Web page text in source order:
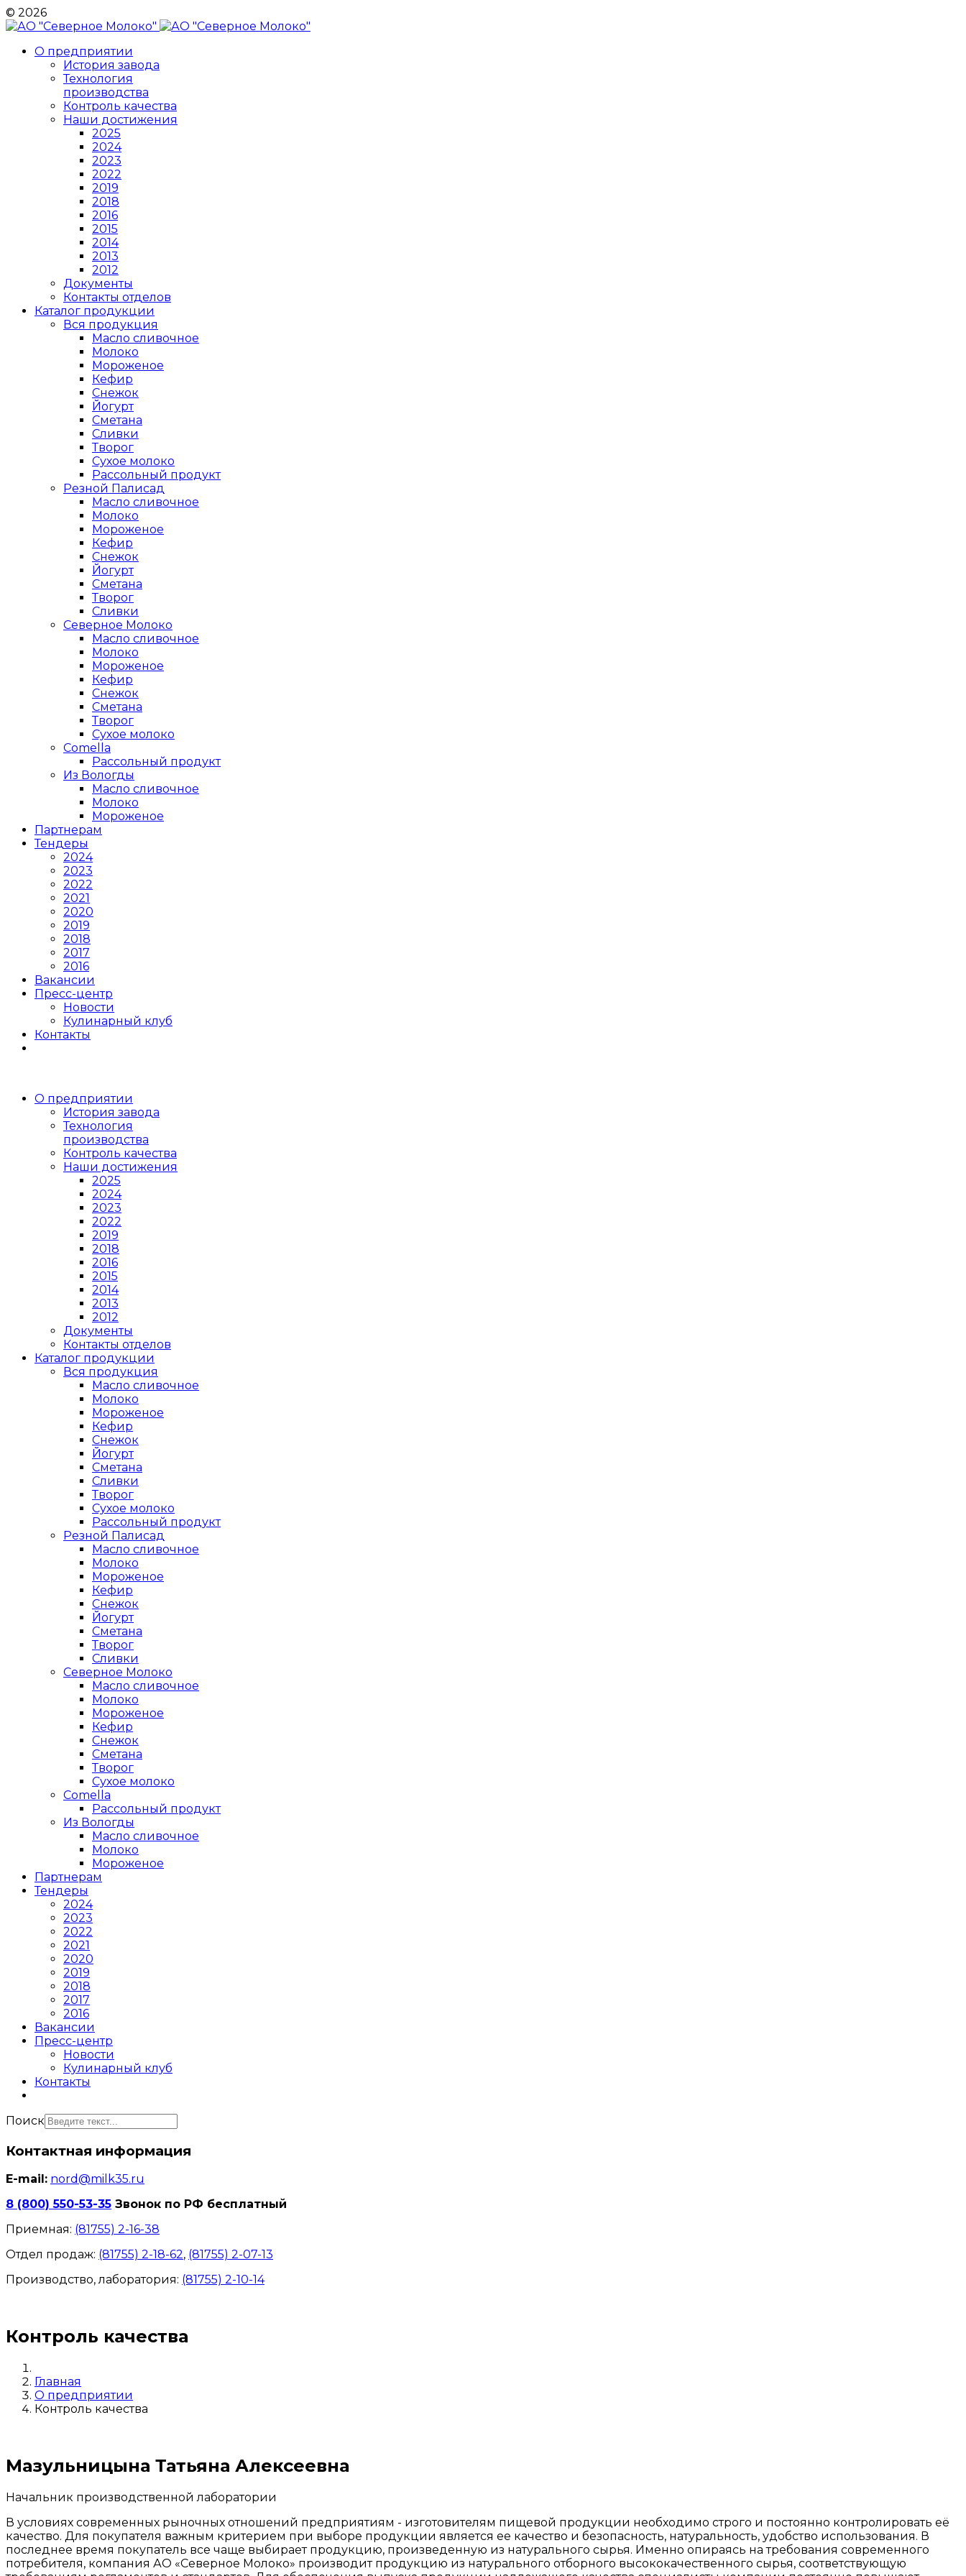
© 2026
О предприятии
История завода
Технология
производства
Контроль качества
Наши достижения
2025
2024
2023
2022
2019
2018
2016
2015
2014
2013
2012
Документы
Контакты отделов
Каталог продукции
Вся продукция
Масло сливочное
Молоко
Мороженое
Кефир
Снежок
Йогурт
Сметана
Сливки
Творог
Сухое молоко
Рассольный продукт
Резной Палисад
Масло сливочное
Молоко
Мороженое
Кефир
Снежок
Йогурт
Сметана
Творог
Сливки
Северное Молоко
Масло сливочное
Молоко
Мороженое
Кефир
Снежок
Сметана
Творог
Сухое молоко
Comеlla
Рассольный продукт
Из Вологды
Масло сливочное
Молоко
Мороженое
Партнерам
Тендеры
2024
2023
2022
2021
2020
2019
2018
2017
2016
Вакансии
Пресс-центр
Новости
Кулинарный клуб
Контакты
О предприятии
История завода
Технология
производства
Контроль качества
Наши достижения
2025
2024
2023
2022
2019
2018
2016
2015
2014
2013
2012
Документы
Контакты отделов
Каталог продукции
Вся продукция
Масло сливочное
Молоко
Мороженое
Кефир
Снежок
Йогурт
Сметана
Сливки
Творог
Сухое молоко
Рассольный продукт
Резной Палисад
Масло сливочное
Молоко
Мороженое
Кефир
Снежок
Йогурт
Сметана
Творог
Сливки
Северное Молоко
Масло сливочное
Молоко
Мороженое
Кефир
Снежок
Сметана
Творог
Сухое молоко
Comеlla
Рассольный продукт
Из Вологды
Масло сливочное
Молоко
Мороженое
Партнерам
Тендеры
2024
2023
2022
2021
2020
2019
2018
2017
2016
Вакансии
Пресс-центр
Новости
Кулинарный клуб
Контакты
Поиск
Контактная информация
E-mail: nord@milk35.ru
8 (800) 550-53-35 Звонок по РФ бесплатный
Приемная: (81755) 2-16-38
Отдел продаж: (81755) 2-18-62, (81755) 2-07-13
Производство, лаборатория: (81755) 2-10-14
Контроль качества
Главная
О предприятии
Контроль качества
Мазульницына Татьяна Алексеевна
Начальник производственной лаборатории
В условиях современных рыночных отношений предприятиям - изготовителям пищевой продукции необходимо строго и постоянно контролировать её
качество. Для покупателя важным критерием при выборе продукции является ее качество и безопасность, натуральность, удобство использования. В
последнее время покупатель все чаще выбирает продукцию, произведенную из натурального сырья. Именно опираясь на требования современного
потребителя, компания АО «Северное Молоко» производит продукцию из натурального отборного высококачественного сырья, соответствующую